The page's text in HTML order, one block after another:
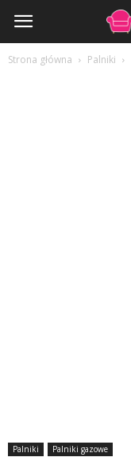
ABCwnetrza.pl
Strona główna Palniki
Palniki Palniki gazowe